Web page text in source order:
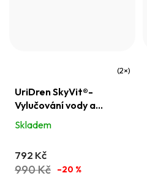
hodnocení
produktu
je
z
5
UriDren SkyVit®-
Vylučování vody a
funkce močové
soustavy
Skladem
792 Kč
990 Kč –20 %